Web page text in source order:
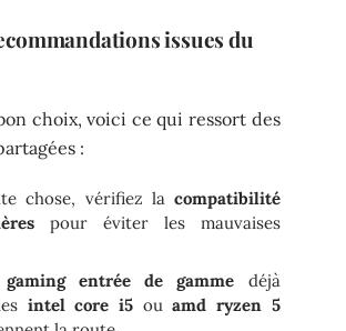
issues du
choix, voici ce qui ressort des
:
chose, vérifiez la compatibilité
pour éviter les mauvaises
gaming entrée de gamme déjà
intel core i5 ouamd ryzen 5